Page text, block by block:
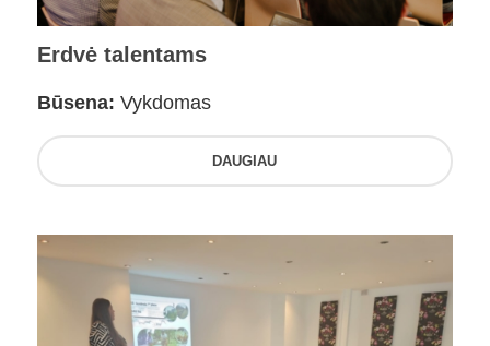
Erdvė talentams
Būsena: Vykdomas
DAUGIAU